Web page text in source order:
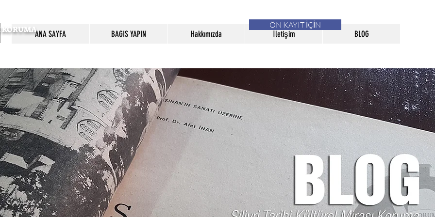
KORUMA
ÖN KAYIT İÇİN
ANA SAYFA BAGIS YAPIN Hakkımızda İletişim BLOG